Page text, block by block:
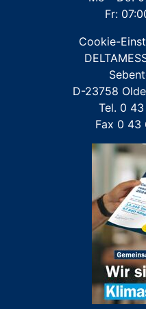
Für
und
Fr:
Cookie-
D-23758
Tel. 0
Fax 0 43